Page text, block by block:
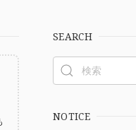
SEARCH
NOTICE